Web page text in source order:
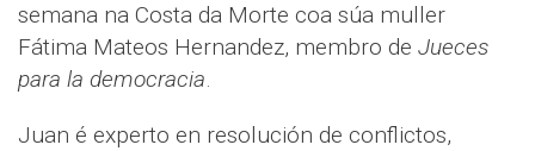
semana na Costa da Morte coa súa muller
Fátima Mateos Hernandez, membro de Jueces
para la democracia.
Juan é experto en resolución de conflictos,